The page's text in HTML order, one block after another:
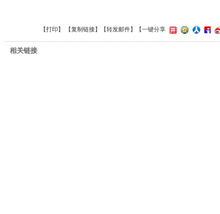
【打印 】 【复制链接】【转发邮件】 【一键分享
相关链接